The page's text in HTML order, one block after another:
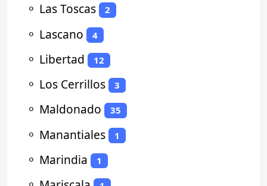
⚬ Las Toscas 2
⚬ Lascano 4
⚬ Libertad 12
⚬ Los Cerrillos 3
⚬ Maldonado 35
⚬ Manantiales 1
⚬ Marindia 1